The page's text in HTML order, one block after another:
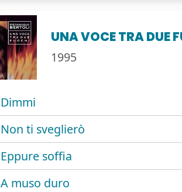
UNA VOCE TRA DUE
1995
Dimmi
Non ti sveglierò
Eppure soffia
A muso duro